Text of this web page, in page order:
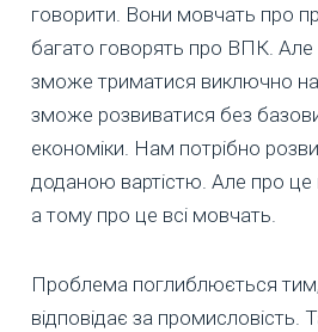
говорити. Вони мовчать про
багато говорять про ВПК. Але
зможе триматися виключно
зможе розвиватися без
економіки. Нам потрібно
доданою вартістю. Але про це
а тому про це всі мовчать.
Проблема поглиблюється тим,
відповідає за промисловість.